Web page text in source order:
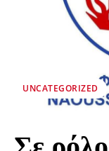
UNCATEGORIZED